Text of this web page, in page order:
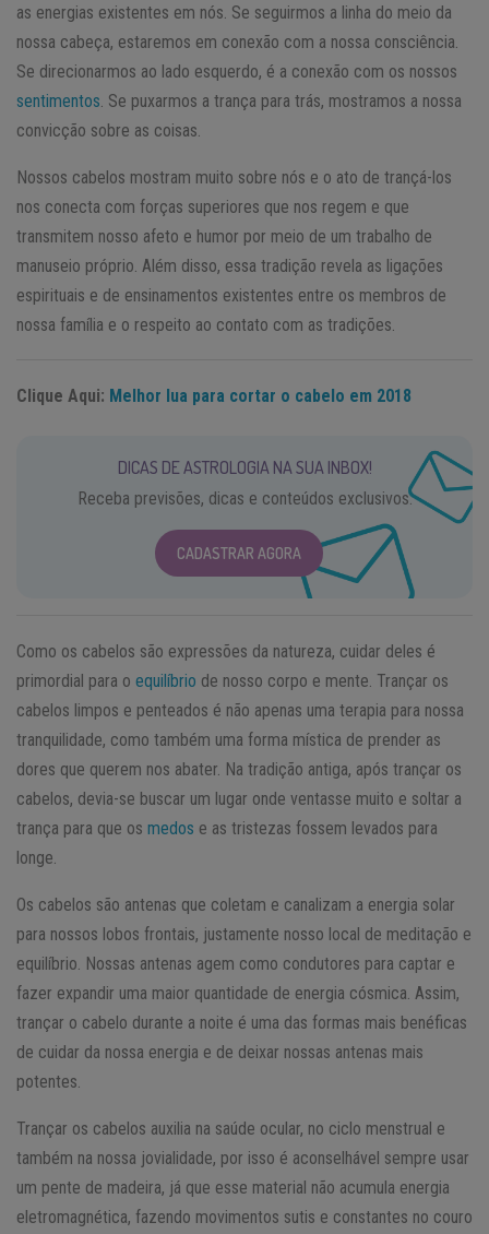
as energias existentes em nós. Se seguirmos a linha do meio da
nossa cabeça, estaremos em conexão com a nossa consciência.
Se direcionarmos ao lado esquerdo, é a conexão com os nossos
sentimentos . Se puxarmos a trança para trás, mostramos a nossa
convicção sobre as coisas.
Nossos cabelos mostram muito sobre nós e o ato de trançá-los
nos conecta com forças superiores que nos regem e que
transmitem nosso afeto e humor por meio de um trabalho de
manuseio próprio. Além disso, essa tradição revela as ligações
espirituais e de ensinamentos existentes entre os membros de
nossa família e o respeito ao contato com as tradições.
Clique Aqui: Melhor lua para cortar o cabelo em 2018
DICAS DE ASTROLOGIA NA SUA INBOX!
Receba previsões, dicas e conteúdos exclusivos.
CADASTRAR AGORA
Como os cabelos são expressões da natureza, cuidar deles é
primordial para o equilíbrio de nosso corpo e mente. Trançar os
cabelos limpos e penteados é não apenas uma terapia para nossa
tranquilidade, como também uma forma mística de prender as
dores que querem nos abater. Na tradição antiga, após trançar os
cabelos, devia-se buscar um lugar onde ventasse muito e soltar a
trança para que os medos e as tristezas fossem levados para
longe.
Os cabelos são antenas que coletam e canalizam a energia solar
para nossos lobos frontais, justamente nosso local de meditação e
equilíbrio. Nossas antenas agem como condutores para captar e
fazer expandir uma maior quantidade de energia cósmica. Assim,
trançar o cabelo durante a noite é uma das formas mais benéficas
de cuidar da nossa energia e de deixar nossas antenas mais
potentes.
Trançar os cabelos auxilia na saúde ocular, no ciclo menstrual e
também na nossa jovialidade, por isso é aconselhável sempre usar
um pente de madeira, já que esse material não acumula energia
eletromagnética, fazendo movimentos sutis e constantes no couro